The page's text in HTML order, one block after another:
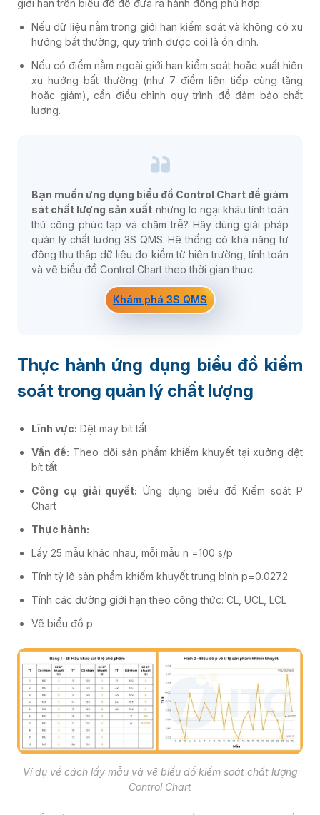
giới hạn trên biểu đồ để đưa ra hành động phù hợp:
Nếu dữ liệu nằm trong giới hạn kiểm soát và không có xu
hướng bất thường, quy trình được coi là ổn định.
Nếu có điểm nằm ngoài giới hạn kiểm soát hoặc xuất hiện
xu hướng bất thường (như 7 điểm liên tiếp cùng tăng
hoặc giảm), cần điều chỉnh quy trình để đảm bảo chất
lượng.
Bạn muốn ứng dụng biểu đồ Control Chart để giám
sát chất lượng sản xuất nhưng lo ngại khâu tính toán
thủ công phức tạp và chậm trễ? Hãy dùng giải pháp
quản lý chất lượng 3S QMS. Hệ thống có khả năng tự
động thu thập dữ liệu đo kiểm từ hiện trường, tính toán
và vẽ biểu đồ Control Chart theo thời gian thực.
Khám phá 3S QMS
Thực hành ứng dụng biểu đồ kiểm
soát trong quản lý chất lượng
Lĩnh vực: Dệt may bít tất
Vấn đề: Theo dõi sản phẩm khiếm khuyết tại xưởng dệt
bít tất
Công cụ giải quyết: Ứng dụng biểu đồ Kiểm soát P
Chart
Thực hành:
Lấy 25 mẫu khác nhau, mỗi mẫu n =100 s/p
Tính tỷ lệ sản phẩm khiếm khuyết trung bình p=0.0272
Tính các đường giới hạn theo công thức: CL, UCL, LCL
Vẽ biểu đồ p
Ví dụ về cách lấy mẫu và vẽ biểu đồ kiểm soát chất lượng
Control Chart